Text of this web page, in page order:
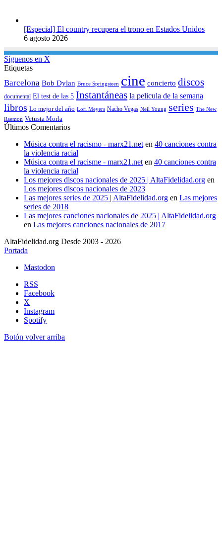
[Especial] El country recupera el trono en Estados Unidos
6 agosto 2026
Síguenos en X
Etiquetas
Barcelona Bob Dylan Bruce Springsteen cine concierto discos
documental El test de las 5 Instantáneas la pelicula de la semana
libros Lo mejor del año Lori Meyers Nacho Vegas Neil Young series The New
Raemon Vetusta Morla
Últimos Comentarios
Música contra el racismo - marx21.neten 40 canciones contra
la violencia racial
Música contra el racisme - marx21.neten 40 canciones contra
la violencia racial
Los mejores discos nacionales de 2025 | AltaFidelidad.org en
Los mejores discos nacionales de 2023
Las mejores series de 2025 | AltaFidelidad.org en Las mejores
series de 2018
Las mejores canciones nacionales de 2025 | AltaFidelidad.org
en Las mejores canciones nacionales de 2017
AltaFidelidad.org Desde 2003 - 2026
Portada
Mastodon
RSS
Facebook
X
Instagram
Spotify
Botón volver arriba